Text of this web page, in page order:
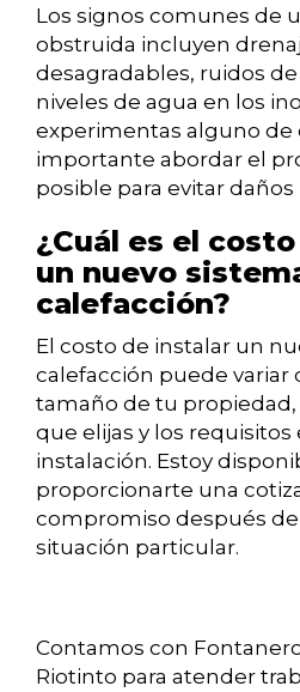
Los signos comunes de
obstruida incluyen
desagradables, ruidos
niveles de agua en los
experimentas alguno de
importante abordar el
posible para evitar daños
¿Cuál es el
un nuevo
calefacción?
El costo de instalar un
calefacción puede variar
tamaño de tu
que elijas y los requisitos
instalación. Estoy
proporcionarte una
compromiso después
situación particular.
Contamos con
Riotinto para atender